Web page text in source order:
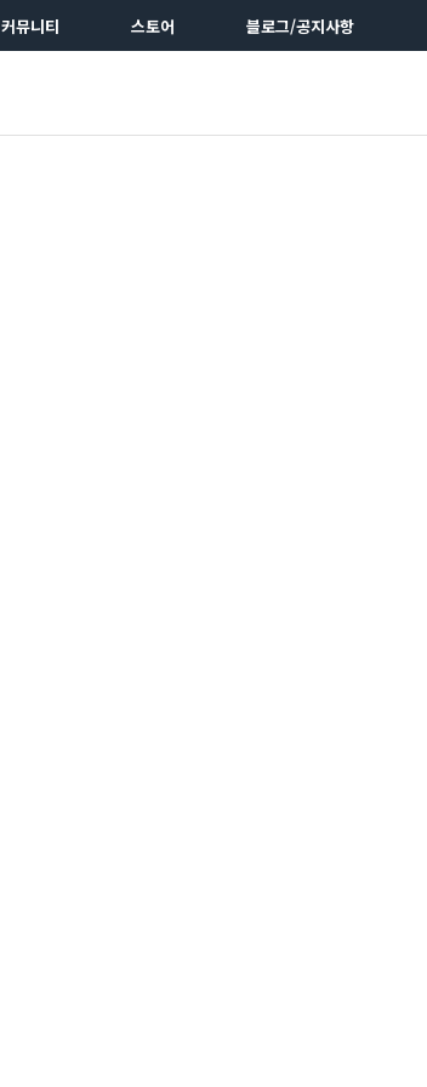
커뮤니티 스토어 블로그/공지사항